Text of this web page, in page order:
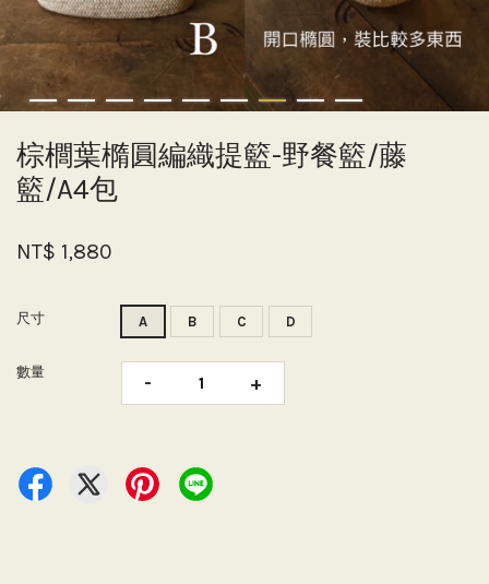
棕櫚葉橢圓編織提籃-野餐籃/藤
籃/A4包
NT$ 1,880
尺寸 A B C D
數量 - +